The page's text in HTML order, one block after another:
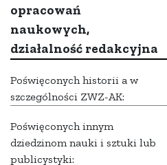
opracowań
naukowych,
działalność redakcyjna
Poświęconych historii a w
szczególności ZWZ-AK:
Poświęconych innym
dziedzinom nauki i sztuki lub
publicystyki: